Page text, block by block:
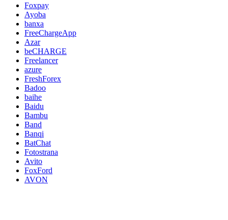
Foxpay
Ayoba
banxa
FreeChargeApp
Azar
beCHARGE
Freelancer
azure
FreshForex
Badoo
baihe
Baidu
Bambu
Band
Banqi
BatChat
Fotostrana
Avito
FoxFord
AVON